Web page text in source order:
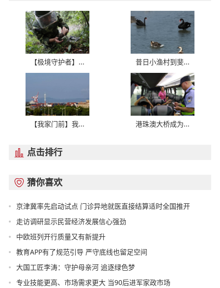
【极境守护者】... 昔日小渔村到斐...
【我家门前】我... 港珠澳大桥成为...
 点击排行
 猜你喜欢
京津冀率先启动试点 门诊异地就医直接结算适时全国推开
走访调研显示民营经济发展信心强劲
中欧班列开行质量又有新提升
教育APP有了规范引导 严守底线也留足空间
大国工匠李涛：守护母亲河 追逐绿色梦
专业技能更高、市场需求更大 当90后进军家政市场